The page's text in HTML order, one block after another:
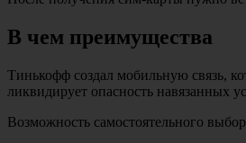
В чем преимущества
Тинькофф создал мобильную связь,
ликвидирует опасность навязанных
Возможность самостоятельного